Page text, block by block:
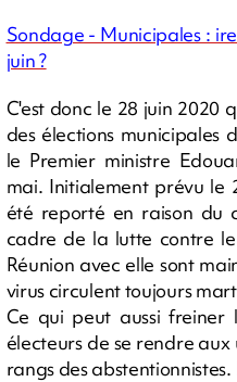
Sondage - Municipales :
juin ?
C'est donc le 28 juin 2020
des élections municipales
le Premier ministre
mai. Initialement prévu le
été reporté en raison du
cadre de la lutte contre
Réunion avec elle sont
virus circulent toujours
Ce qui peut aussi freiner
électeurs de se rendre
rangs des